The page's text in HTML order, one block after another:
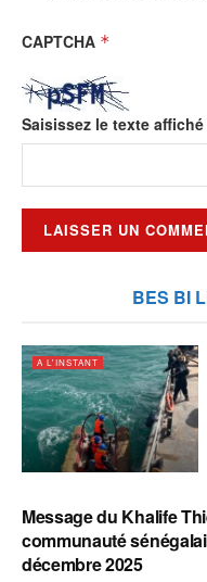
CAPTCHA *
Saisissez le texte
BES BI
A L'INSTANT
A L'INSTANT
Message du Khalife
communauté
décembre 2025